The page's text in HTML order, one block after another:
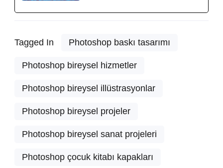
Tagged In Photoshop baskı tasarımı
Photoshop bireysel hizmetler
Photoshop bireysel illüstrasyonlar
Photoshop bireysel projeler
Photoshop bireysel sanat projeleri
Photoshop çocuk kitabı kapakları